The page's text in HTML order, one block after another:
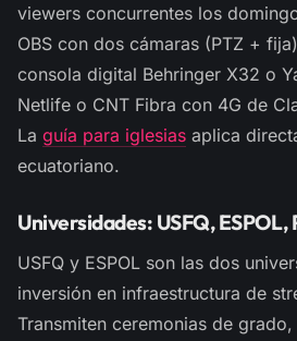
viewers concurrentes los
OBS con dos cámaras (PTZ +
consola digital Behringer X32 o
Netlife o CNT Fibra con 4G de
La guía para iglesias aplica
ecuatoriano.
Universidades: USFQ, ESPOL,
USFQ y ESPOL son las dos
inversión en infraestructura de
Transmiten ceremonias de